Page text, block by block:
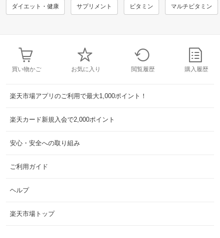
ダイエット・健康 サプリメント ビタミン マルチビタミン
買い物かご お気に入り 閲覧履歴 購入履歴
楽天市場アプリのご利用で最大1,000ポイント！
楽天カード新規入会で2,000ポイント
安心・安全への取り組み
ご利用ガイド
ヘルプ
楽天市場トップ